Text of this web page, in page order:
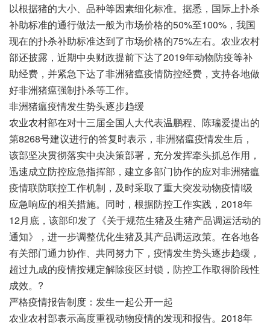
以根据猪的大小、品种等因素细化标准。据悉，国际上扑杀
补助标准的通行做法一般为市场价格的50%至100%，我国
现在的扑杀补助标准达到了市场价格的75%左右。农业农村
部还披露，近期中央财政提前下达了2019年动物防疫等补
助经费，并紧急下达了非洲猪瘟疫情防控经费，支持各地做
好非洲猪瘟强制扑杀等工作。
非洲猪瘟疫情发生势头逐步趋缓
农业农村部在对十三届全国人大代表温鹏程、陈瑞爱提出的
第8268号建议进行的答复时表示，非洲猪瘟疫情发生后，
该部坚决贯彻落实中央决策部署，充分发挥牵头抓总作用，
迅速成立防控应急指挥部，建立多部门协作的应对非洲猪瘟
疫情联防联控工作机制，及时采取了重大突发动物疫情I级
应急响应的相关措施。同时，根据防控工作实践，2018年
12月底，该部印发了《关于规范生猪及生猪产品调运活动的
通知》，进一步调整优化生猪及其产品调运政策。在各地各
有关部门通力协作、共同努力下，疫情发生势头逐步趋缓，
超过九成的疫情按规定解除疫区封锁，防控工作取得阶段性
成效。?
严格疫情报告制度：发生一起公开一起
农业农村部表示高度重视动物疫情的发现和报告。2018年